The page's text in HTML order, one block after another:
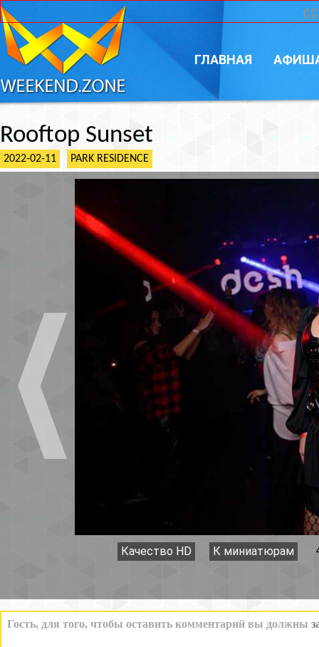
ГЛАВНАЯ
Rooftop Sunset
2022-02-11 PARK RESIDENCE
Качество HD К миниатюрам